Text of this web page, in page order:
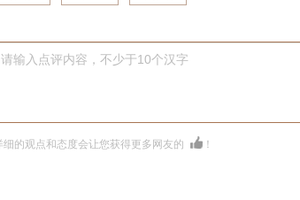
请输入点评内容，不少于10个汉字
细的观点和态度会让您获得更多网友的 ！